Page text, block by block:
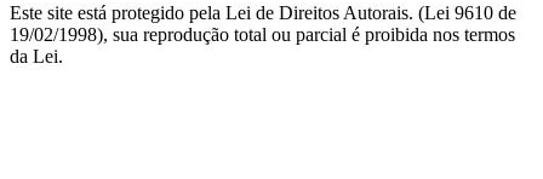
Este site está protegido pela Lei de Direitos Autorais. (Lei 9610 de
19/02/1998), sua reprodução total ou parcial é proibida nos termos
da Lei.